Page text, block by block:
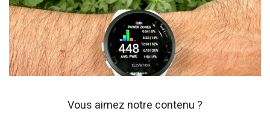
Vous aimez notre contenu ?